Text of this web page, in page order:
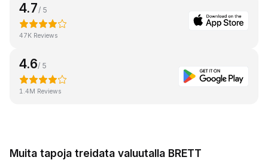
4.7/ 5
47K Reviews
4.6/ 5
1.4M Reviews
Muita tapoja treidata valuutalla BRETT